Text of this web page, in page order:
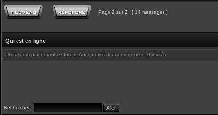
Page 2 sur 2 [ 14 messages ]
Qui est en ligne
Utilisateurs parcourant ce forum: Aucun utilisateur enregistré et 0 invités
Rechercher: